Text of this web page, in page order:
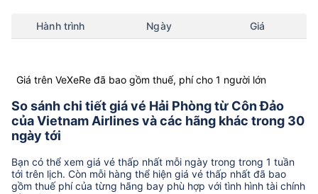
Hành trình Ngày Giá
Giá trên VeXeRe đã bao gồm thuế, phí cho 1 người lớn
So sánh chi tiết giá vé Hải Phòng từ Côn Đảo
của Vietnam Airlines và các hãng khác trong 30
ngày tới
Bạn có thể xem giá vé thấp nhất mỗi ngày trong trong 1 tuần
tới trên lịch. Còn mỗi hàng thể hiện giá vé thấp nhất đã bao
gồm thuế phí của từng hãng bay phù hợp với tình hình tài chính